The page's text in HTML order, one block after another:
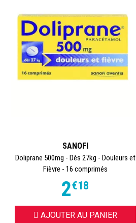
SANOFI
Doliprane 500mg - Dès 27kg - Douleurs et
Fièvre - 16 comprimés
2€18
AJOUTER AU PANIER